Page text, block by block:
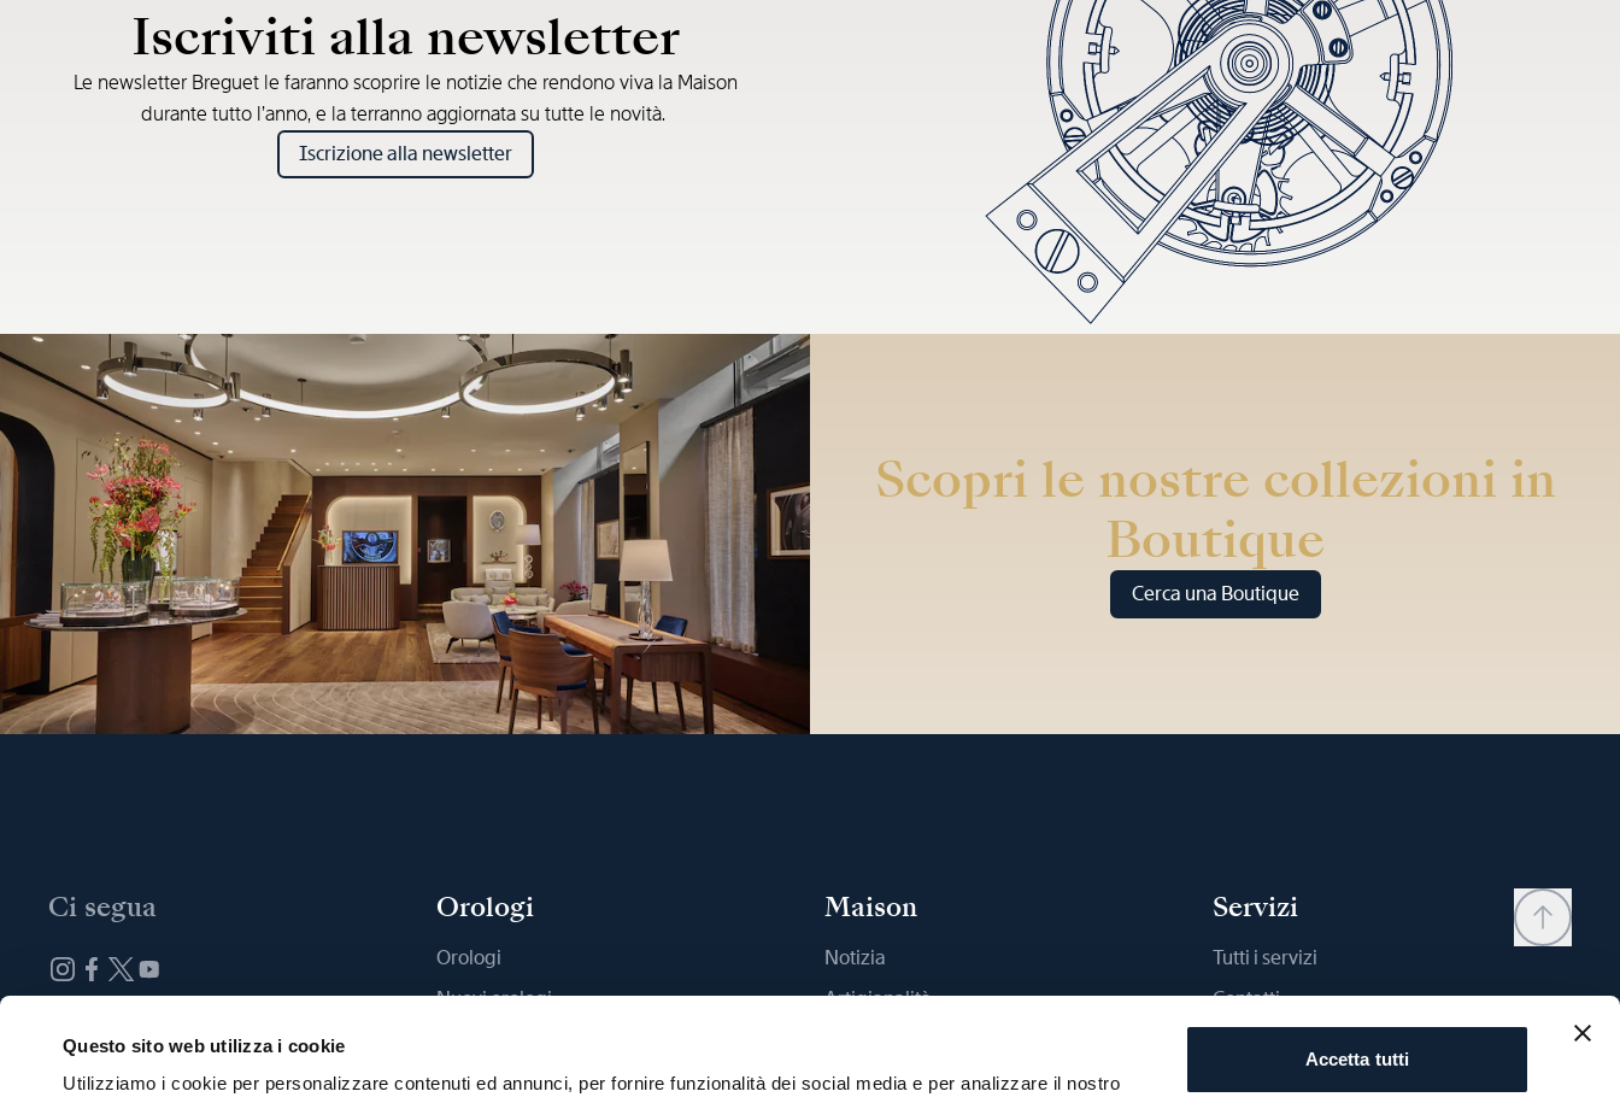
Questo sito web utilizza i cookie
Utilizziamo i cookie per personalizzare contenuti ed annunci, per fornire funzionalità dei social media e per analizzare il nostro
Accetta tutti
Iscriviti alla newsletter
Le newsletter Breguet le faranno scoprire le notizie che rendono viva la Maison
durante tutto l’anno, e la terranno aggiornata su tutte le novità.
Iscrizione alla newsletter
Scopri le nostre collezioni in
Boutique
Cerca una Boutique
Ci segua Orologi
Orologi
Nuovi orologi
Maison
Notizia
Artigianalità
Sostenibilità
Servizi
Tutti i servizi
Contatti